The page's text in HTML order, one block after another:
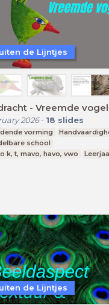
- Vreemde vogel
2026- 18 slides
vorming
school
k, t, mavo, havo, vwo
de Lijntjes
de Lijntjes